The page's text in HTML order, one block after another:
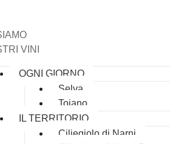
VINI
OGNI GIORNO
Selva
Toiano
IL TERRITORIO
Ciliegiolo di Narni